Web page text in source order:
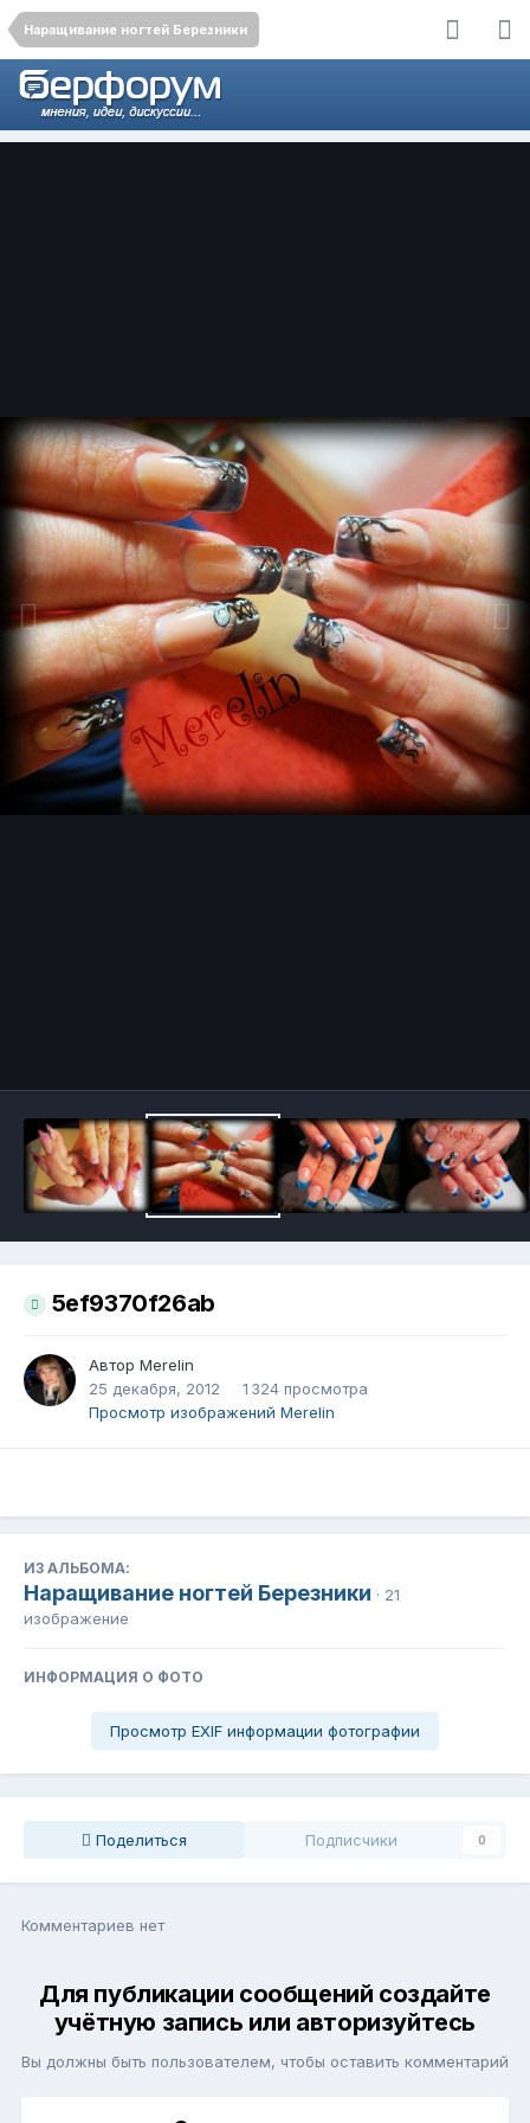
Наращивание ногтей Березники
5ef9370f26ab
Автор Merelin
25 декабря, 2012
1 324 просмотра
Просмотр изображений Merelin
ИЗ АЛЬБОМА:
Наращивание ногтей Березники · 21
изображение
ИНФОРМАЦИЯ О ФОТО
Просмотр EXIF информации фотографии
Поделиться Подписчики 0
Комментариев нет
Для публикации сообщений создайте
учётную запись или авторизуйтесь
Вы должны быть пользователем, чтобы оставить комментарий